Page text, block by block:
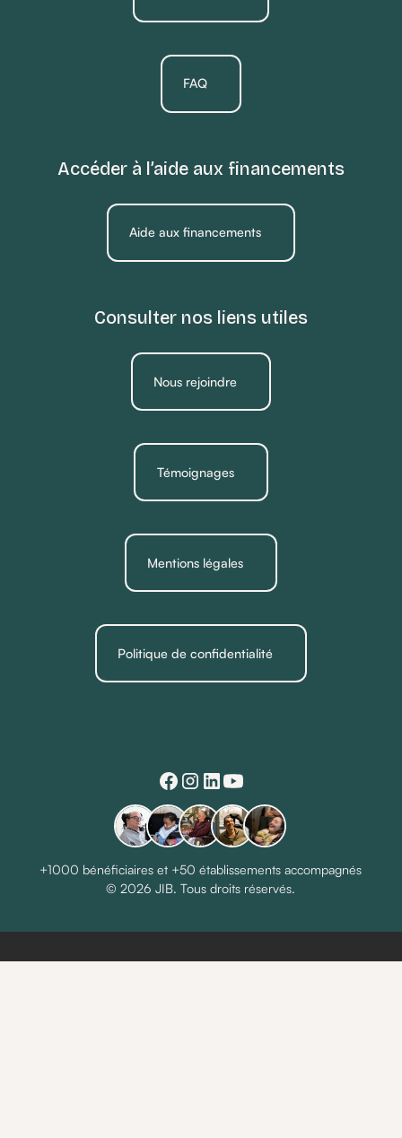
FAQ
Accéder à l’aide aux financements
Aide aux financements
Consulter nos liens utiles
Nous rejoindre
Témoignages
Mentions légales
Politique de confidentialité
© 2026 JIB. Tous droits réservés.
+1000 bénéficiaires et +50 établissements accompagnés